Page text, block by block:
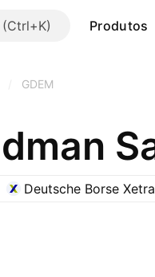
Produtos
GDEM
Deutsche Borse Xetra